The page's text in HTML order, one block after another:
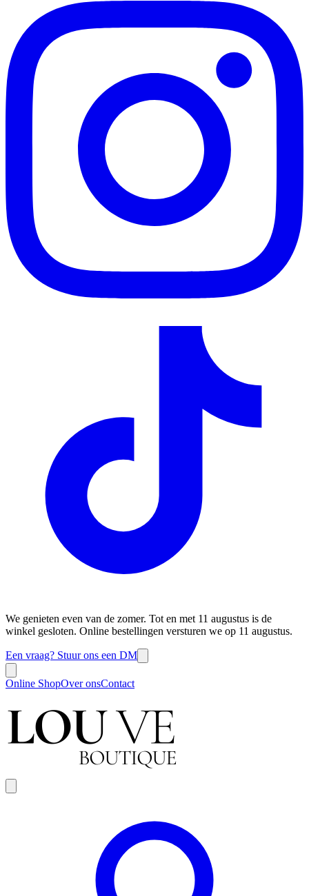
We genieten even van de zomer. Tot en met 11 augustus is de
winkel gesloten. Online bestellingen versturen we op 11 augustus.
Een vraag? Stuur ons een DM
Online ShopOver onsContact